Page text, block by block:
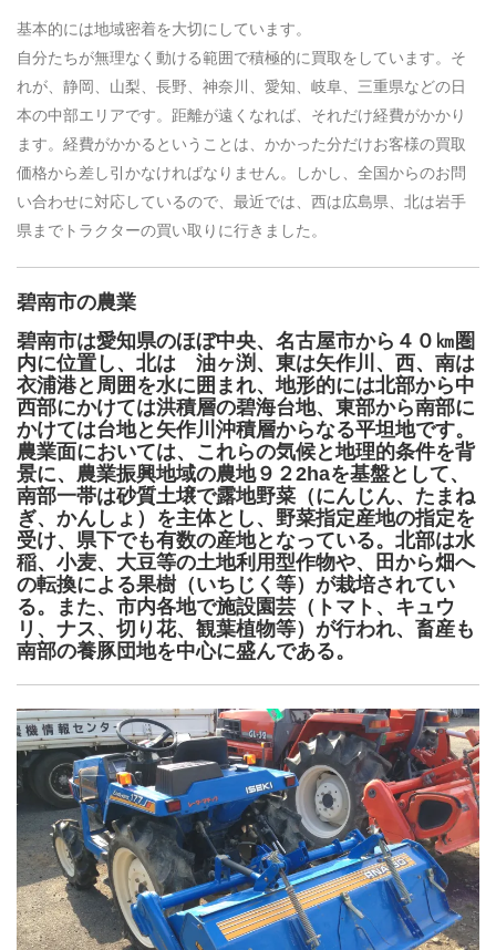
基本的には地域密着を大切にしています。
自分たちが無理なく動ける範囲で積極的に買取をしています。そ
れが、静岡、山梨、長野、神奈川、愛知、岐阜、三重県などの日
本の中部エリアです。距離が遠くなれば、それだけ経費がかかり
ます。経費がかかるということは、かかった分だけお客様の買取
価格から差し引かなければなりません。しかし、全国からのお問
い合わせに対応しているので、最近では、西は広島県、北は岩手
県までトラクターの買い取りに行きました。
碧南市の農業
碧南市は愛知県のほぼ中央、名古屋市から４０㎞圏
内に位置し、北は 油ヶ渕、東は矢作川、西、南は
衣浦港と周囲を水に囲まれ、地形的には北部から中
西部にかけては洪積層の碧海台地、東部から南部に
かけては台地と矢作川沖積層からなる平坦地です。
農業面においては、これらの気候と地理的条件を背
景に、農業振興地域の農地９２2haを基盤として、
南部一帯は砂質土壌で露地野菜（にんじん、たまね
ぎ、かんしょ）を主体とし、野菜指定産地の指定を
受け、県下でも有数の産地となっている。北部は水
稲、小麦、大豆等の土地利用型作物や、田から畑へ
の転換による果樹（いちじく等）が栽培されてい
る。また、市内各地で施設園芸（トマト、キュウ
リ、ナス、切り花、観葉植物等）が行われ、畜産も
南部の養豚団地を中心に盛んである。